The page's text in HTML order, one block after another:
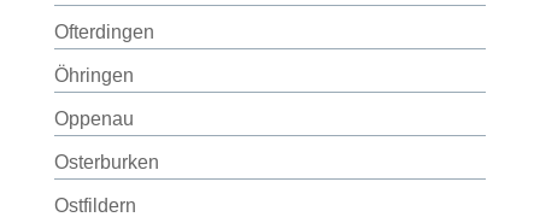
Ofterdingen
Öhringen
Oppenau
Osterburken
Ostfildern